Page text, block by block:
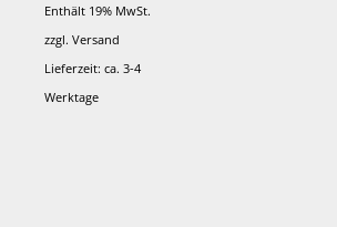
Enthält 19% MwSt.
zzgl.Versand
Lieferzeit: ca. 3-4
Werktage